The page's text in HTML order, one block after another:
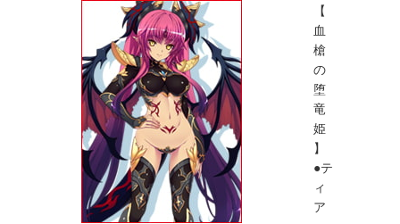
【
血
槍
の
堕
竜
姫
】
●テ
ィ
ア